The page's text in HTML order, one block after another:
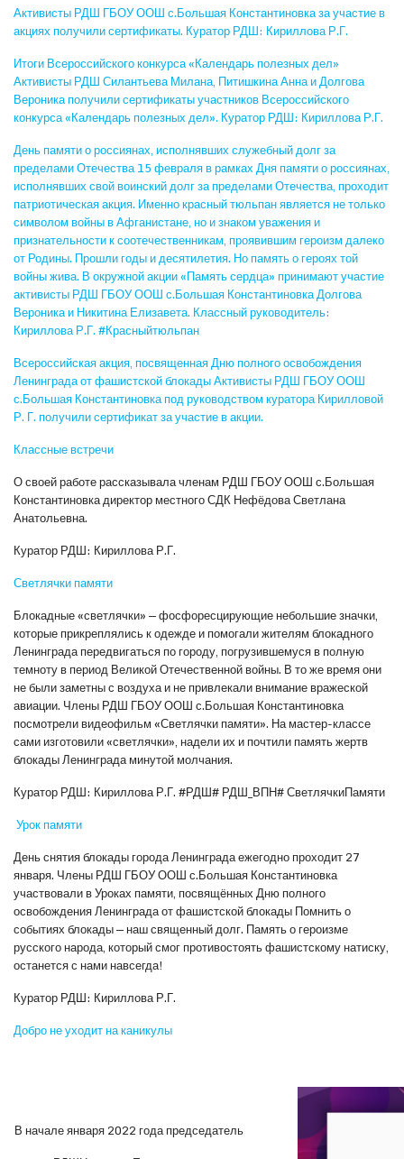
Активисты РДШ ГБОУ ООШ с.Большая Константиновка за участие в
акциях получили сертификаты. Куратор РДШ: Кириллова Р.Г.
Итоги Всероссийского конкурса «Календарь полезных дел»
Активисты РДШ Силантьева Милана, Питишкина Анна и Долгова
Вероника получили сертификаты участников Всероссийского
конкурса «Календарь полезных дел». Куратор РДШ: Кириллова Р.Г.
День памяти о россиянах, исполнявших служебный долг за
пределами Отечества 15 февраля в рамках Дня памяти о россиянах,
исполнявших свой воинский долг за пределами Отечества, проходит
патриотическая акция. Именно красный тюльпан является не только
символом войны в Афганистане, но и знаком уважения и
признательности к соотечественникам, проявившим героизм далеко
от Родины. Прошли годы и десятилетия. Но память о героях той
войны жива. В окружной акции «Память сердца» принимают участие
активисты РДШ ГБОУ ООШ с.Большая Константиновка Долгова
Вероника и Никитина Елизавета. Классный руководитель:
Кириллова Р.Г. #Красныйтюльпан
Всероссийская акция, посвященная Дню полного освобождения
Ленинграда от фашистской блокады Активисты РДШ ГБОУ ООШ
с.Большая Константиновка под руководством куратора Кирилловой
Р. Г. получили сертификат за участие в акции.
Классные встречи
О своей работе рассказывала членам РДШ ГБОУ ООШ с.Большая
Константиновка директор местного СДК Нефёдова Светлана
Анатольевна.
Куратор РДШ: Кириллова Р.Г.
Светлячки памяти
Блокадные «светлячки» — фосфоресцирующие небольшие значки,
которые прикреплялись к одежде и помогали жителям блокадного
Ленинграда передвигаться по городу, погрузившемуся в полную
темноту в период Великой Отечественной войны. В то же время они
не были заметны с воздуха и не привлекали внимание вражеской
авиации. Члены РДШ ГБОУ ООШ с.Большая Константиновка
посмотрели видеофильм «Светлячки памяти». На мастер-классе
сами изготовили «светлячки», надели их и почтили память жертв
блокады Ленинграда минутой молчания.
Куратор РДШ: Кириллова Р.Г. #РДШ# РДШ_ВПН# СветлячкиПамяти
Урок памяти
День снятия блокады города Ленинграда ежегодно проходит 27
января. Члены РДШ ГБОУ ООШ с.Большая Константиновка
участвовали в Уроках памяти, посвящённых Дню полного
освобождения Ленинграда от фашистской блокады Помнить о
событиях блокады — наш священный долг. Память о героизме
русского народа, который смог противостоять фашистскому натиску,
останется с нами навсегда!
Куратор РДШ: Кириллова Р.Г.
Добро не уходит на каникулы
В начале января 2022 года председатель